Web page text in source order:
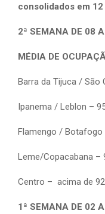
consolidados em
2ª SEMANA DE 08
MÉDIA DE
Barra da Tijuca / São
Ipanema / Leblon –
Flamengo / Botafogo
Leme/Copacabana –
Centro – acima de
1ª SEMANA DE 02